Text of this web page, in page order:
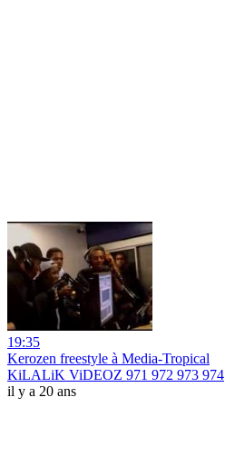
19:35
Kerozen freestyle à Media-Tropical
KiLALiK ViDEOZ 971 972 973 974
il y a 20 ans